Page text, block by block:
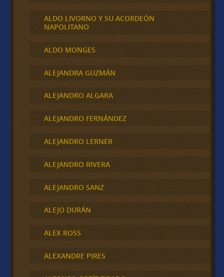
ALDO LIVORNO Y SU ACORDEÓN
NAPOLITANO
ALDO MONGES
ALEJANDRA GUZMÁN
ALEJANDRO ALGARA
ALEJANDRO FERNÁNDEZ
ALEJANDRO LERNER
ALEJANDRO RIVERA
ALEJANDRO SANZ
ALEJO DURÁN
ALEX ROSS
ALEXANDRE PIRES